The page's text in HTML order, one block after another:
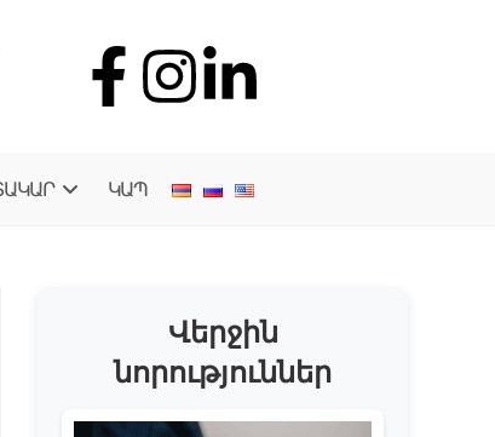
ԿԱՊ
Վերջին
նորություններ